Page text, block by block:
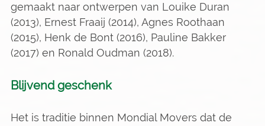
gemaakt naar ontwerpen van Louike Duran
(2013), Ernest Fraaij (2014), Agnes Roothaan
(2015), Henk de Bont (2016), Pauline Bakker
(2017) en Ronald Oudman (2018).
Blijvend geschenk
Het is traditie binnen Mondial Movers dat de